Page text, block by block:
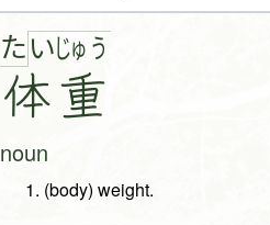
た い
体
じゅ う
重
noun
(body) weight.